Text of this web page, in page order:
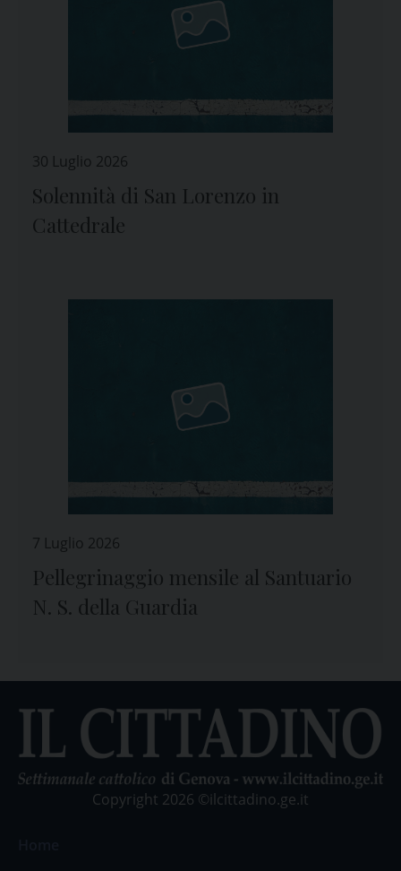
30 Luglio 2026
Solennità di San Lorenzo in
Cattedrale
7 Luglio 2026
Pellegrinaggio mensile al Santuario
N. S. della Guardia
Copyright 2026 ©ilcittadino.ge.it